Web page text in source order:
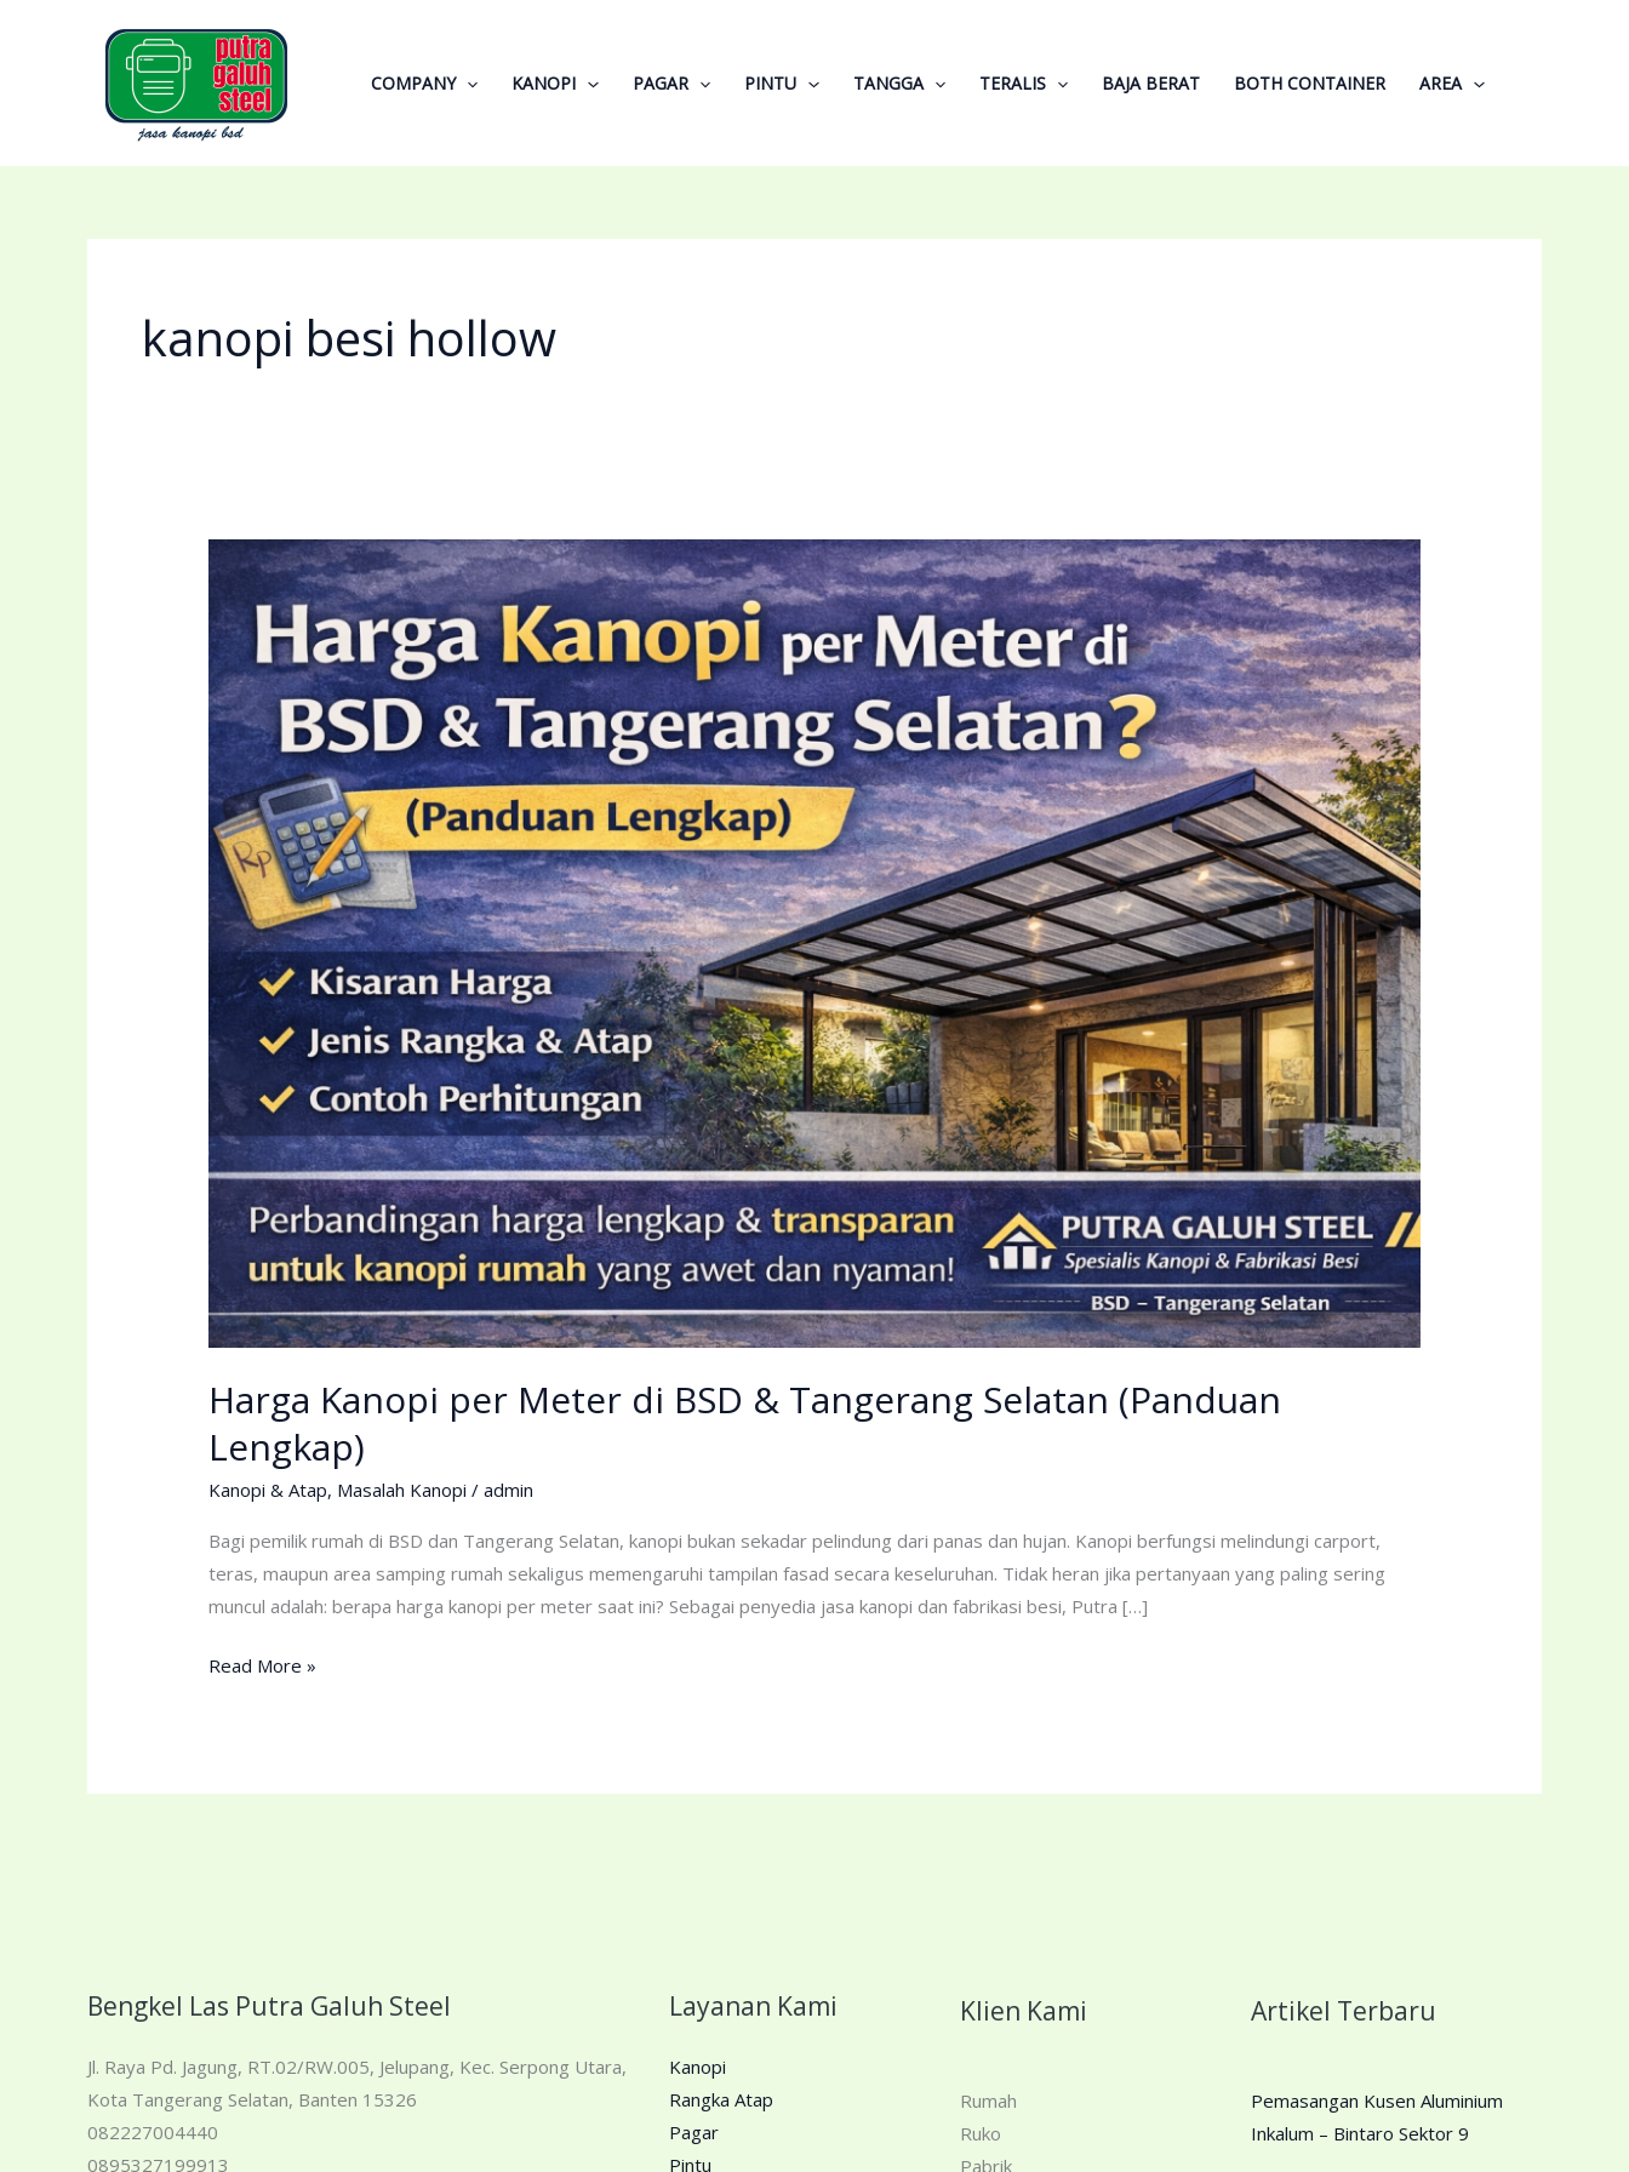
COMPANY KANOPI PAGAR PINTU TANGGA TERALIS BAJA BERAT BOTH CONTAINER AREA
kanopi besi hollow
Harga Kanopi per Meter di BSD & Tangerang Selatan (Panduan
Lengkap)
Kanopi & Atap, Masalah Kanopi /admin
Bagi pemilik rumah di BSD dan Tangerang Selatan, kanopi bukan sekadar pelindung dari panas dan hujan. Kanopi berfungsi melindungi carport,
teras, maupun area samping rumah sekaligus memengaruhi tampilan fasad secara keseluruhan. Tidak heran jika pertanyaan yang paling sering
muncul adalah: berapa harga kanopi per meter saat ini? Sebagai penyedia jasa kanopi dan fabrikasi besi, Putra […]
Harga
per
Meter
di
BSD
&
Tangerang
Selatan
(Panduan
Lengkap)
Read More »
Bengkel Las Putra Galuh Steel
Jl. Raya Pd. Jagung, RT.02/RW.005, Jelupang, Kec. Serpong Utara,
Kota Tangerang Selatan, Banten 15326
082227004440
0895327199913
Layanan Kami
Kanopi
Rangka Atap
Pagar
Pintu
Klien Kami
Rumah
Ruko
Pabrik
Artikel Terbaru
Pemasangan Kusen Aluminium
Inkalum – Bintaro Sektor 9